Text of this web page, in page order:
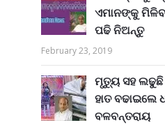
ଏମାନଙ୍କୁ
ପଢି ନିଅନ୍ତୁ
February 23, 2019
ମୃତ୍ୟୁ ସହ ଲଢୁଛି
ହାତ ବଢାଇଲେ
ବଳବନ୍ତରାୟ